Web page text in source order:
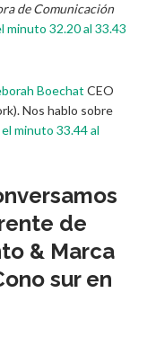
de Comunicación
minuto 32.20 al 33.43
Boechat CEO
Nos hablo sobre
minuto 33.44 al
de
& Marca
sur en